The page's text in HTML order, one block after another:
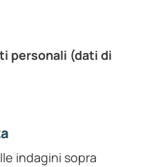
personali (dati di
indagini sopra